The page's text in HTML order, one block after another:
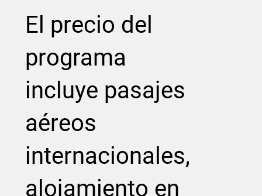
El precio del
programa
incluye pasajes
aéreos
internacionales,
alojamiento en